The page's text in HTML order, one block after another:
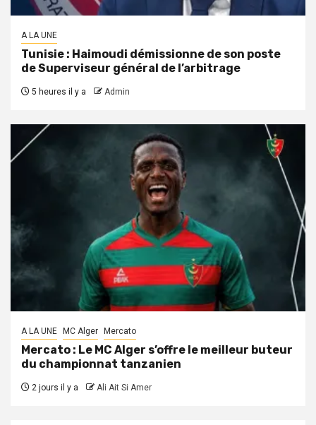
A LA UNE
Tunisie : Haimoudi démissionne de son poste
de Superviseur général de l’arbitrage
5 heures il y a Admin
A LA UNE MC Alger Mercato
Mercato : Le MC Alger s’offre le meilleur buteur
du championnat tanzanien
2 jours il y a Ali Ait Si Amer